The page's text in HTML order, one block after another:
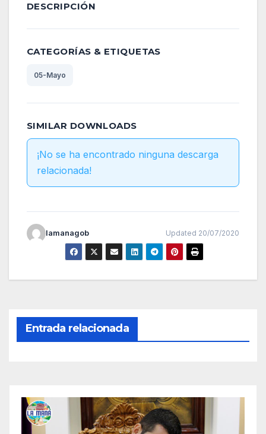
DESCRIPCIÓN
CATEGORÍAS & ETIQUETAS
05-Mayo
SIMILAR DOWNLOADS
¡No se ha encontrado ninguna descarga
relacionada!
lamanagob Updated 20/07/2020
Entrada relacionada